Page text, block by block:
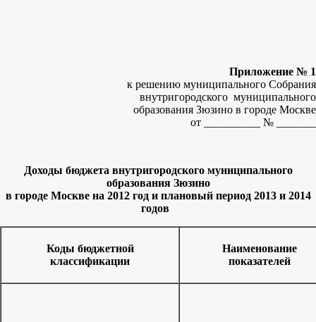
Приложение № 1
к решению муниципального Собрания
внутригородского муниципального
образования Зюзино в городе Москве
от __________ № _______
Доходы бюджета внутригородского муниципального
образования Зюзино
в городе Москве на 2012 год и плановый период 2013 и 2014
годов
Коды бюджетной
классификации
Наименование
показателей